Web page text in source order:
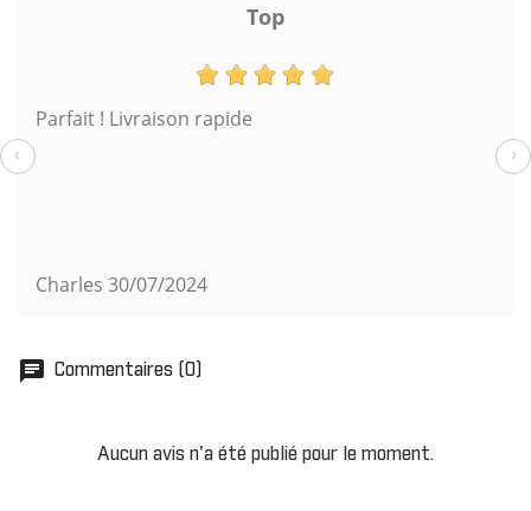
Top
Parfait ! Livraison rapide
Charles 30/07/2024
‹ ›
chat Commentaires (0)
Aucun avis n'a été publié pour le moment.